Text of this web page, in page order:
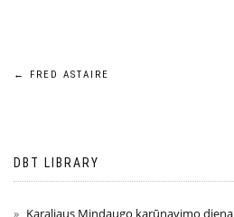
← FRED ASTAIRE
DBT LIBRARY
Karaliaus Mindaugo karūnavimo diena